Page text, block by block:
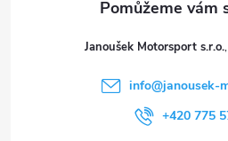
Janoušek Motorsport s.r.o.
info@janousek-
+420 775